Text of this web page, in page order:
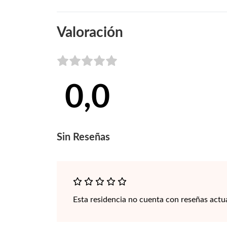
Valoración
0,0
Sin Reseñas
Esta residencia no cuenta con reseñas